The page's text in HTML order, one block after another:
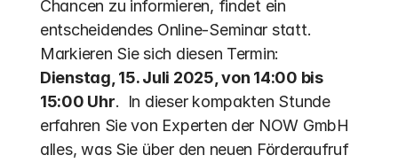
Chancen zu informieren, findet ein
entscheidendes Online-Seminar statt.
Dienstag, 15. Juli 2025, von 14:00 bis
15:00 Uhr.  In dieser kompakten Stunde
erfahren Sie von Experten der NOW GmbH
alles, was Sie über den neuen Förderaufruf